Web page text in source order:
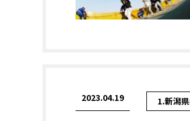
2023.04.19 1.新潟